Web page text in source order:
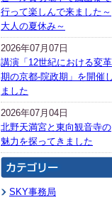
行って楽しんで来ました～
大人の夏休み～
2026年07月07日
講演「12世紀における変革
期の京都-院政期」を開催し
ました
2026年07月04日
北野天満宮と東向観音寺の
魅力を探ってきました
SKY事務局